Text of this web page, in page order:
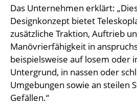
Das Unternehmen erklärt:
Designkonzept bietet
zusätzliche Traktion, Auftrieb
Manövrierfähigkeit in
beispielsweise auf losem oder
Untergrund, in nassen oder
Umgebungen sowie an steilen
Gefällen.“